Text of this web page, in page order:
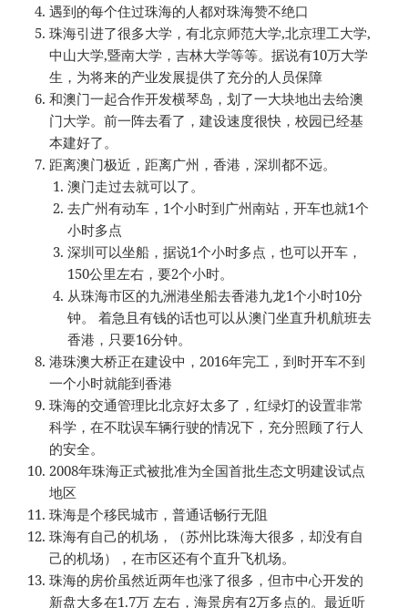
遇到的每个住过珠海的人都对珠海赞不绝口
珠海引进了很多大学，有北京师范大学,北京理工大学,
中山大学,暨南大学，吉林大学等等。据说有10万大学
生，为将来的产业发展提供了充分的人员保障
和澳门一起合作开发横琴岛，划了一大块地出去给澳
门大学。前一阵去看了，建设速度很快，校园已经基
本建好了。
距离澳门极近，距离广州，香港，深圳都不远。
澳门走过去就可以了。
去广州有动车，1个小时到广州南站，开车也就1个
小时多点
深圳可以坐船，据说1个小时多点，也可以开车，
150公里左右，要2个小时。
从珠海市区的九洲港坐船去香港九龙1个小时10分
钟。 着急且有钱的话也可以从澳门坐直升机航班去
香港，只要16分钟。
港珠澳大桥正在建设中，2016年完工，到时开车不到
一个小时就能到香港
珠海的交通管理比北京好太多了，红绿灯的设置非常
科学，在不耽误车辆行驶的情况下，充分照顾了行人
的安全。
2008年珠海正式被批准为全国首批生态文明建设试点
地区
珠海是个移民城市，普通话畅行无阻
珠海有自己的机场，（苏州比珠海大很多，却没有自
己的机场），在市区还有个直升飞机场。
珠海的房价虽然近两年也涨了很多，但市中心开发的
新盘大多在1.7万 左右，海景房有2万多点的。最近听